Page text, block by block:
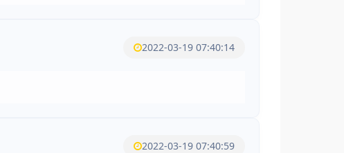
2022-03-19 07:40:14
2022-03-19 07:40:59